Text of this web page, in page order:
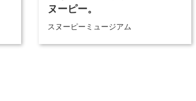
ヌーピー。
スヌーピーミュージアム